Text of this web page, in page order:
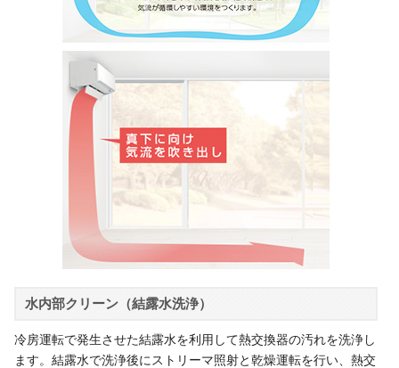
水内部クリーン（結露水洗浄）
冷房運転で発生させた結露水を利用して熱交換器の汚れを洗浄し
ます。結露水で洗浄後にストリーマ照射と乾燥運転を行い、熱交